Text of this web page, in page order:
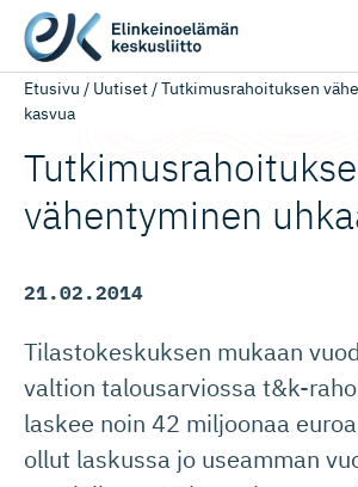
Etusivu / Uutiset/Tutkimusrahoituksen
kasvua
vähentyminen
21.02.2014
Tilastokeskuksen mukaan
valtion talousarviossa t&k-
laskee noin 42 miljoonaa
ollut laskussa jo useamman